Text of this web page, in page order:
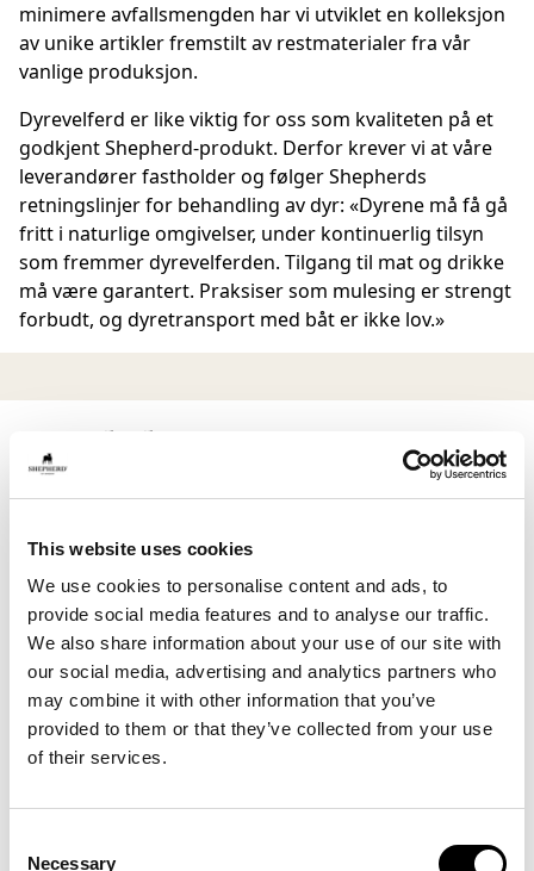
This website uses cookies
We use cookies to personalise content and ads, to
provide social media features and to analyse our traffic.
We also share information about your use of our site with
our social media, advertising and analytics partners who
may combine it with other information that you’ve
provided to them or that they’ve collected from your use
of their services.
Necessary
minimere avfallsmengden har vi utviklet en kolleksjon
av unike artikler fremstilt av restmaterialer fra vår
vanlige produksjon.
Dyrevelferd er like viktig for oss som kvaliteten på et
godkjent Shepherd-produkt. Derfor krever vi at våre
leverandører fastholder og følger Shepherds
retningslinjer for behandling av dyr: «Dyrene må få gå
fritt i naturlige omgivelser, under kontinuerlig tilsyn
som fremmer dyrevelferden. Tilgang til mat og drikke
må være garantert. Praksiser som mulesing er strengt
forbudt, og dyretransport med båt er ikke lov.»
Produktene
og velger materialene med stor omhu. Hver artikkel er
laget for å vare og bli satt pris på sesong etter sesong,
år etter år.
Våre saue- og lammeskinn, som vi blant annet kjøper
fra Australia, New Zealand, England, Sverige, Norge og
Island, er biprodukter fra kjøttindustrien, og på den
måten bidrar vi til å hindre avfall. Vi velger bare de
fineste skinnene til våre saueskinns- og ullprodukter,
sikre en perfekt standard.